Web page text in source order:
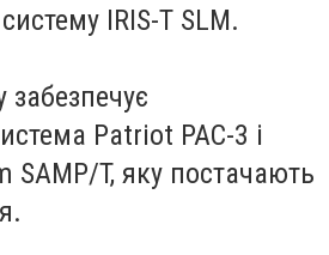
IRIS-T SLM.
Patriot PAC-3 і
SAMP/T, яку постачають